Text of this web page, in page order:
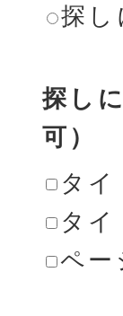
探し
探し
可）
タ
タ
ペー